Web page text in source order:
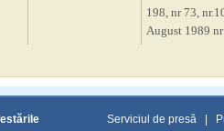
198, nr 73,
August 1989 nr
Serviciul de presă